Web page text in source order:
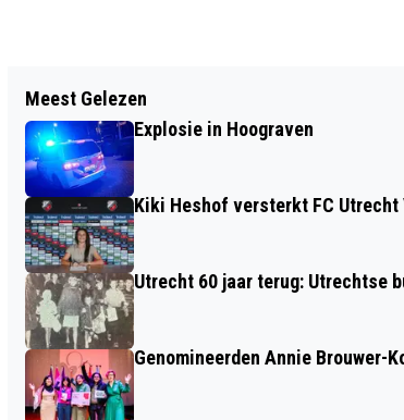
STADSSCHOUWBURG UTRECHT
LANCEERT CAMPAGNE MET ÉCHTE
UTRECHTERS
Meest Gelezen
Explosie in Hoograven
Kiki Heshof versterkt FC Utrecht
Utrecht 60 jaar terug: Utrechtse
Genomineerden Annie Brouwer-